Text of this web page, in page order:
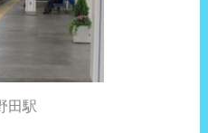
田駅